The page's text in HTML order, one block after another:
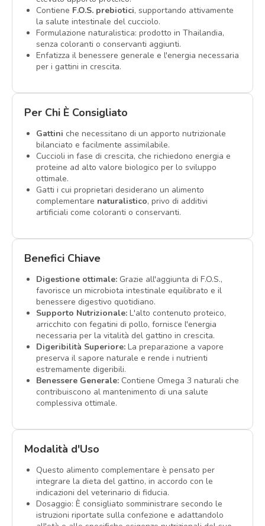
Contiene F.O.S. prebiotici, supportando attivamente
la salute intestinale del cucciolo.
Formulazione naturalistica: prodotto in Thailandia,
senza coloranti o conservanti aggiunti.
Enfatizza il benessere generale e l'energia necessaria
per i gattini in crescita.
Per Chi È Consigliato
Gattini che necessitano di un apporto nutrizionale
bilanciato e facilmente assimilabile.
Cuccioli in fase di crescita, che richiedono energia e
proteine ad alto valore biologico per lo sviluppo
ottimale.
Gatti i cui proprietari desiderano un alimento
complementare naturalistico, privo di additivi
artificiali come coloranti o conservanti.
Benefici Chiave
Digestione ottimale: Grazie all'aggiunta di F.O.S.,
favorisce un microbiota intestinale equilibrato e il
benessere digestivo quotidiano.
Supporto Nutrizionale: L'alto contenuto proteico,
arricchito con fegatini di pollo, fornisce l'energia
necessaria per la vitalità del gattino in crescita.
Digeribilità Superiore: La preparazione a vapore
preserva il sapore naturale e rende i nutrienti
estremamente digeribili.
Benessere Generale: Contiene Omega 3 naturali che
contribuiscono al mantenimento di una salute
complessiva ottimale.
Modalità d'Uso
Questo alimento complementare è pensato per
integrare la dieta del gattino, in accordo con le
indicazioni del veterinario di fiducia.
Dosaggio: È consigliato somministrare secondo le
istruzioni riportate sulla confezione e adattandolo